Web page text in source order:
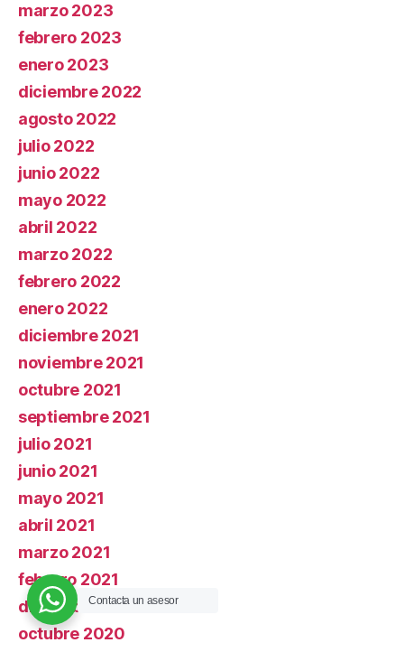
marzo 2023
febrero 2023
enero 2023
diciembre 2022
agosto 2022
julio 2022
junio 2022
mayo 2022
abril 2022
marzo 2022
febrero 2022
enero 2022
diciembre 2021
noviembre 2021
octubre 2021
septiembre 2021
julio 2021
junio 2021
mayo 2021
abril 2021
marzo 2021
febrero 2021
diciembre 2020
octubre 2020
Contacta un asesor